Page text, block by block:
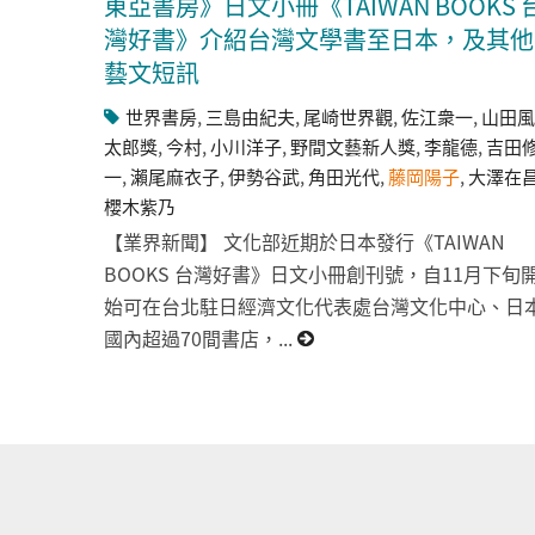
灣好書》介紹台灣文學書至日本，及其他
藝文短訊
世界書房,三島由紀夫,尾崎世界觀,佐江衆一,山田風
太郎獎,今村,小川洋子,野間文藝新人獎,李龍德,吉田
一,瀨尾麻衣子,伊勢谷武,角田光代,藤岡陽子,大澤在
櫻木紫乃
【業界新聞】 文化部近期於日本發行《TAIWAN
BOOKS 台灣好書》日文小冊創刊號，自11月下旬
始可在台北駐日經濟文化代表處台灣文化中心、日
國內超過70間書店，...